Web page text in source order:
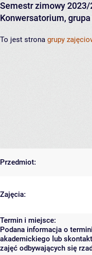
Semestr zimowy 2023/
Konwersatorium, grupa
To jest strona grupy
Przedmiot:
Zajęcia:
Termin i miejsce:
Podana informacja o
akademickiego lub
zajęć odbywających się